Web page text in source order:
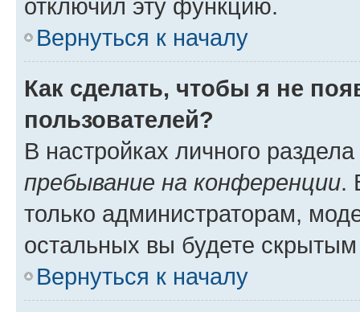
отключил эту функцию.
Вернуться к началу
Как сделать, чтобы я не
пользователей?
В настройках личного
пребывание на конференции.
только администраторам,
остальных вы будете
Вернуться к началу